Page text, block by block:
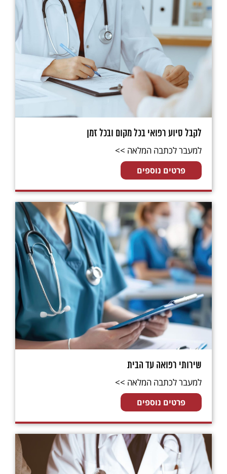
לקבל סיוע רפואי בכל מקום ובכל זמן
למעבר לכתבה המלאה >>
פרטים נוספים
שירותי רפואה עד הבית
למעבר לכתבה המלאה >>
פרטים נוספים